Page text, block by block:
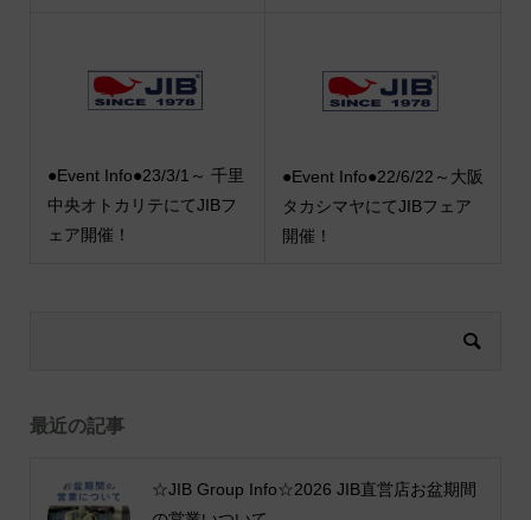
●Event Info●23/3/1～ 千里
中央オトカリテにてJIBフ
ェア開催！
●Event Info●22/6/22～大阪
タカシマヤにてJIBフェア
開催！
最近の記事
☆JIB Group Info☆2026 JIB直営店お盆期間